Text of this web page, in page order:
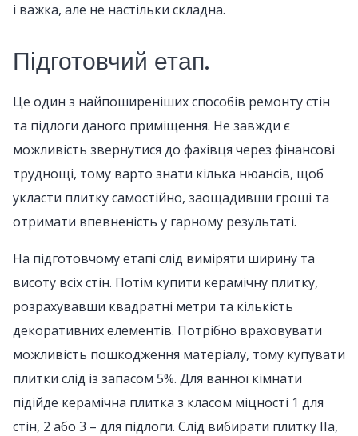
і важка, але не настільки складна.
Підготовчий етап.
Це один з найпоширеніших способів ремонту стін
та підлоги даного приміщення. Не завжди є
можливість звернутися до фахівця через фінансові
труднощі, тому варто знати кілька нюансів, щоб
укласти плитку самостійно, заощадивши гроші та
отримати впевненість у гарному результаті.
На підготовчому етапі слід виміряти ширину та
висоту всіх стін. Потім купити керамічну плитку,
розрахувавши квадратні метри та кількість
декоративних елементів. Потрібно враховувати
можливість пошкодження матеріалу, тому купувати
плитки слід із запасом 5%. Для ванної кімнати
підійде керамічна плитка з класом міцності 1 для
стін, 2 або 3 – для підлоги. Слід вибирати плитку IIа,